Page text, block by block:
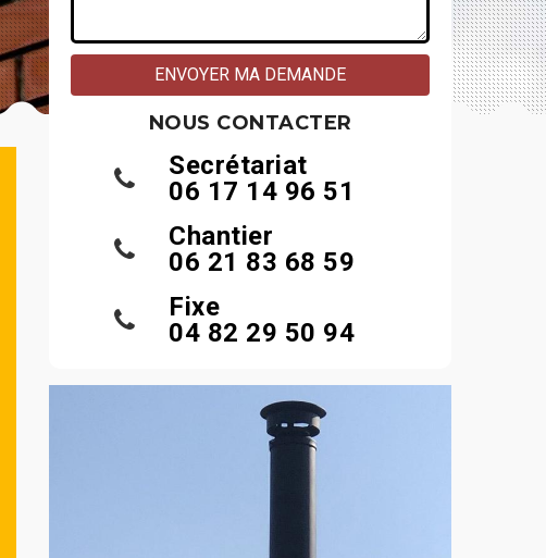
NOUS CONTACTER
Secrétariat
06 17 14 96 51
Chantier
06 21 83 68 59
Fixe
04 82 29 50 94